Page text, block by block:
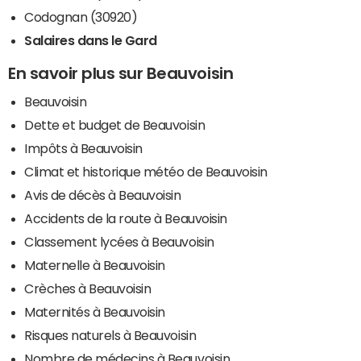
Codognan (30920)
Salaires dans le Gard
En savoir plus sur Beauvoisin
Beauvoisin
Dette et budget de Beauvoisin
Impôts à Beauvoisin
Climat et historique météo de Beauvoisin
Avis de décès à Beauvoisin
Accidents de la route à Beauvoisin
Classement lycées à Beauvoisin
Maternelle à Beauvoisin
Crèches à Beauvoisin
Maternités à Beauvoisin
Risques naturels à Beauvoisin